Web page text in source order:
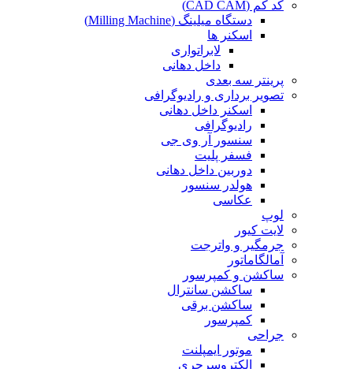
کد کم (CAD CAM)
دستگاه میلینگ (Milling Machine)
اسکنر ها
لابراتواری
داخل دهانی
پرینتر سه بعدی
تصویر برداری و رادیوگرافی
اسکنر داخل دهانی
رادیوگرافی
سنسور آر وی جی
فسفر پلیت
دوربین داخل دهانی
هولدر سنسور
عکاسی
لوپ
لایت کیور
جرمگیر و واترجت
آمالگاماتور
ساکشن و کمپرسور
ساکشن سانترال
ساکشن برقی
کمپرسور
جراحی
موتور ایمپلنت
الکتروسرجری